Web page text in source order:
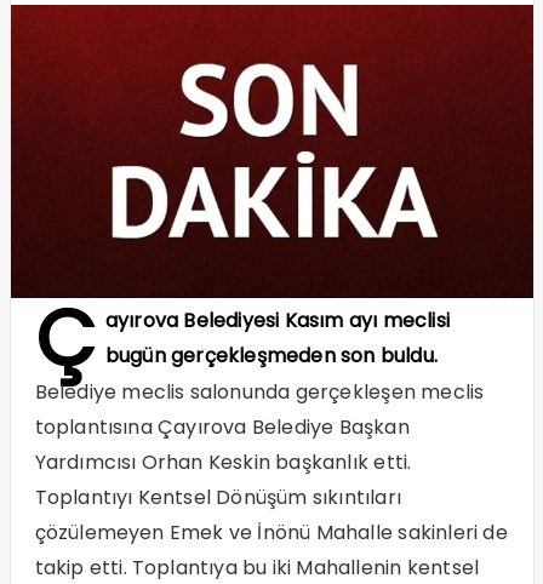
Ç ayırova Belediyesi Kasım ayı meclisi
bugün gerçekleşmeden son buldu.
Belediye meclis salonunda gerçekleşen meclis
toplantısına Çayırova Belediye Başkan
Yardımcısı Orhan Keskin başkanlık etti.
Toplantıyı Kentsel Dönüşüm sıkıntıları
çözülemeyen Emek ve İnönü Mahalle sakinleri de
takip etti. Toplantıya bu iki Mahallenin kentsel